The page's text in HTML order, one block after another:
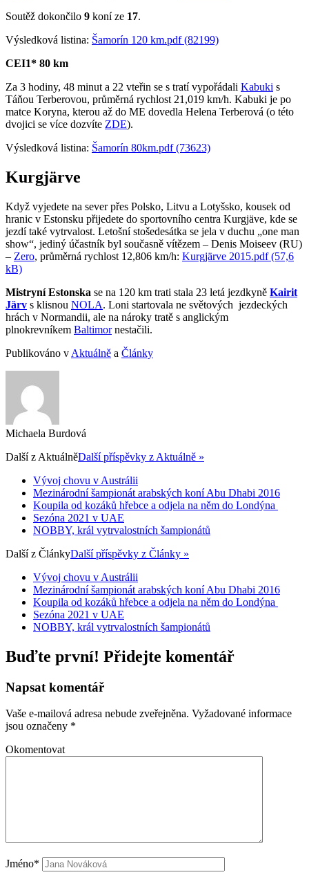
Soutěž dokončilo 9 koní ze 17.
Výsledková listina: Šamorín 120 km.pdf (82199)
CEI1* 80 km
Za 3 hodiny, 48 minut a 22 vteřin se s tratí vypořádali Kabuki s
Táňou Terberovou, průměrná rychlost 21,019 km/h. Kabuki je po
matce Koryna, kterou až do ME dovedla Helena Terberová (o této
dvojici se více dozvíte ZDE).
Výsledková listina: Šamorín 80km.pdf (73623)
Kurgjärve
Když vyjedete na sever přes Polsko, Litvu a Lotyšsko, kousek od
hranic v Estonsku přijedete do sportovního centra Kurgjäve, kde se
jezdí také vytrvalost. Letošní stošedesátka se jela v duchu „one man
show“, jediný účastník byl současně vítězem – Denis Moiseev (RU)
– Zero, průměrná rychlost 12,806 km/h: Kurgjärve 2015.pdf (57,6
kB)
Mistryní Estonska se na 120 km trati stala 23 letá jezdkyně Kairit
Järv s klisnou NOLA. Loni startovala ne světových jezdeckých
hrách v Normandii, ale na nároky tratě s anglickým
plnokrevníkem Baltimornestačili.
Publikováno v Aktuálně a Články
Michaela Burdová
Další z AktuálněDalší příspěvky z Aktuálně »
Vývoj chovu v Austrálii
Mezinárodní šampionát arabských koní Abu Dhabi 2016
Koupila od kozáků hřebce a odjela na něm do Londýna
Sezóna 2021 v UAE
NOBBY, král vytrvalostních šampionátů
Další z ČlánkyDalší příspěvky z Články »
Vývoj chovu v Austrálii
Mezinárodní šampionát arabských koní Abu Dhabi 2016
Koupila od kozáků hřebce a odjela na něm do Londýna
Sezóna 2021 v UAE
NOBBY, král vytrvalostních šampionátů
Buďte první! Přidejte komentář
Napsat komentář
Vaše e-mailová adresa nebude zveřejněna. Vyžadované informace
jsou označeny *
Okomentovat
Jméno*